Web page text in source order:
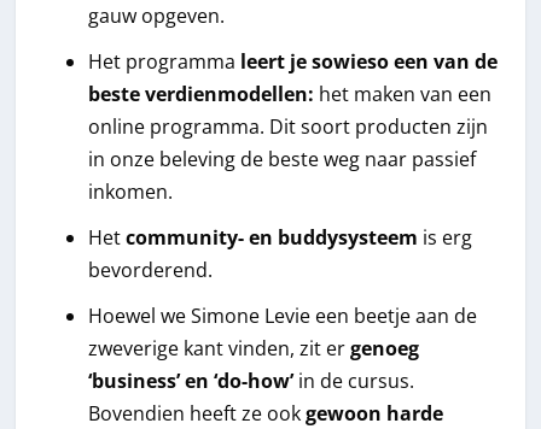
gauw opgeven.
Het programma leert je sowieso een van de
beste verdienmodellen: het maken van een
online programma. Dit soort producten zijn
in onze beleving de beste weg naar passief
inkomen.
Hetcommunity- en buddysysteem is erg
bevorderend.
Hoewel we Simone Levie een beetje aan de
zweverige kant vinden, zit ergenoeg
‘business’ en ‘do-how’in de cursus.
Bovendien heeft ze ookgewoon harde